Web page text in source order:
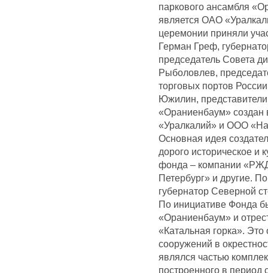
паркового ансамбля
является ОАО
церемонии приняли
Герман Греф,
председатель Совета
Рыболовлев,
торговых портов
Южилин,
«Ораниенбаум» создан
«Уралкалий» и ООО
Основная идея
дорого историческое и
фонда – компании
Петербург» и другие.
губернатор Северной
По инициативе Фонда
«Ораниенбаум» и
«Катальная горка».
сооружений в
являлся частью
построенного в период